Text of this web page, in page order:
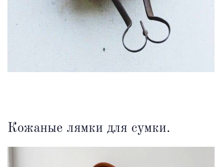
Кожаные лямки для сумки.